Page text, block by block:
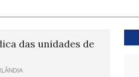
das unidades de